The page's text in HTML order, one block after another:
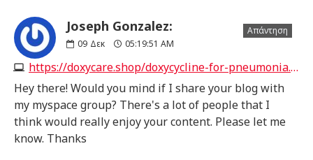
Joseph Gonzalez:
09 Δεκ 05:19:51 AM
https://doxycare.shop/doxycycline-for-pneumonia.html
Απάντηση
Hey there! Would you mind if I share your blog with
my myspace group? There's a lot of people that I
think would really enjoy your content. Please let me
know. Thanks